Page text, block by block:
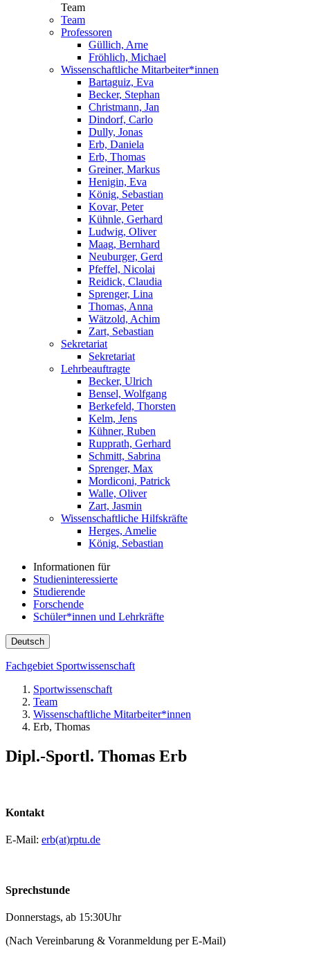
Team
Team
Professoren
Güllich, Arne
Fröhlich, Michael
Wissenschaftliche Mitarbeiter*innen
Bartaguiz, Eva
Becker, Stephan
Christmann, Jan
Dindorf, Carlo
Dully, Jonas
Erb, Daniela
Erb, Thomas
Greiner, Markus
Henigin, Eva
König, Sebastian
Kovar, Peter
Kühnle, Gerhard
Ludwig, Oliver
Maag, Bernhard
Neuburger, Gerd
Pfeffel, Nicolai
Reidick, Claudia
Sprenger, Lina
Thomas, Anna
Wätzold, Achim
Zart, Sebastian
Sekretariat
Sekretariat
Lehrbeauftragte
Becker, Ulrich
Bensel, Wolfgang
Berkefeld, Thorsten
Kelm, Jens
Kühner, Ruben
Rupprath, Gerhard
Schmitt, Sabrina
Sprenger, Max
Mordiconi, Patrick
Walle, Oliver
Zart, Jasmin
Wissenschaftliche Hilfskräfte
Herges, Amelie
König, Sebastian
Informationen für
Studieninteressierte
Studierende
Forschende
Schüler*innen und Lehrkräfte
Deutsch
Fachgebiet Sportwissenschaft
Sportwissenschaft
Team
Wissenschaftliche Mitarbeiter*innen
Erb, Thomas
Dipl.-Sportl. Thomas Erb
Kontakt
E-Mail: erb(at)rptu.de
Sprechstunde
Donnerstags, ab 15:30Uhr
(Nach Vereinbarung & Voranmeldung per E-Mail)